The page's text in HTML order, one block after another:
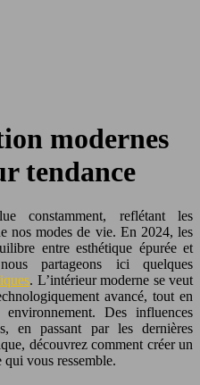
modernes
tendance
constamment, reflétant les
nos modes de vie. En 2024, les
entre esthétique épurée et
partageons ici quelques
. L’intérieur moderne se veut
avancé, tout en
Des influences
en passant par les dernières
découvrez comment créer un
qui vous ressemble.